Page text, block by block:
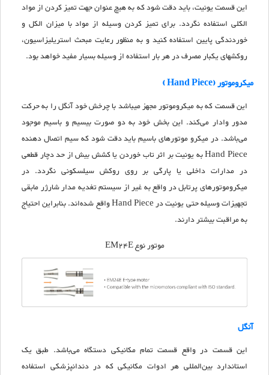
این قسمت یونیت، باید دقت شود که به هیچ عنوان جهت تمیز کردن از مواد
الکلی استفاده نگردد. برای تمیز کردن وسیله از مواد با میزان الکل و
خوردندگی پایین استفاده کنید و به منظور رعایت مبحث استریلیزاسیون،
روکشهای یکبار مصرف در هر بار استفاده از وسیله بسیار مفید خواهد بود.
میکروموتور (Hand Piece )
این قسمت که به میکروموتور مجهز میباشد با چرخش خود آنگل را به حرکت
مدور وادار می‌کند. این بخش خود به دو صورت بیسیم و با‌سیم موجود
می‌باشد. در میکرو موتور‌های باسیم باید دقت شود که سیم اتصال دهنده
Hand Pieceبه یونیت بر اثر تاب خوردن یا کشش بیش از حد دچار قطعی
در مدارات داخلی یا پارگی بر روی روکش سیلسکونی نگردد. در
میکروموتورهای پرتابل در واقع به غیر از سیستم تغدیه مدار شارژر مابقی
تجهیزات وسیله حتی یونیت درHand Pieceواقع شده‌اند. بنابر‌این احتیاج
به مراقبت بیشتر دارند.
موتور نوع EM24E
آنگل
این قسمت در واقع قسمت تمام مکانیکی دستگاه می‌باشد. طبق یک
استاندارد بین‌المللی هر ادوات مکانیکی که در دندانپزشکی استفاده